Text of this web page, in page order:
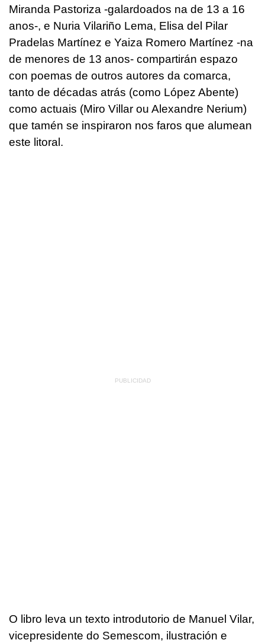
Miranda Pastoriza -galardoados na de 13 a 16
anos-, e Nuria Vilariño Lema, Elisa del Pilar
Pradelas Martínez e Yaiza Romero Martínez -na
de menores de 13 anos- compartirán espazo
con poemas de outros autores da comarca,
tanto de décadas atrás (como López Abente)
como actuais (Miro Villar ou Alexandre Nerium)
que tamén se inspiraron nos faros que alumean
este litoral.
O libro leva un texto introdutorio de Manuel Vilar,
vicepresidente do Semescom, ilustración e